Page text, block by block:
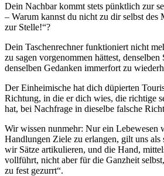
Dein Nachbar kommt stets pünktlich zur
– Warum kannst du nicht zu dir selbst
zur Stelle!“?
Dein Taschenrechner funktioniert nicht
zu sagen vorgenommen hättest,
denselben Gedanken immerfort zu
Der Einheimische hat dich düpierten
Richtung, in die er dich wies, die richtige
hat, bei Nachfrage in dieselbe falsche
Wir wissen nunmehr: Nur ein Lebewesen
Handlungen Ziele zu erlangen, gilt uns
wir Sätze artikulieren, und die Hand,
vollführt, nicht aber für die Ganzheit
zu fest gezurrt“.